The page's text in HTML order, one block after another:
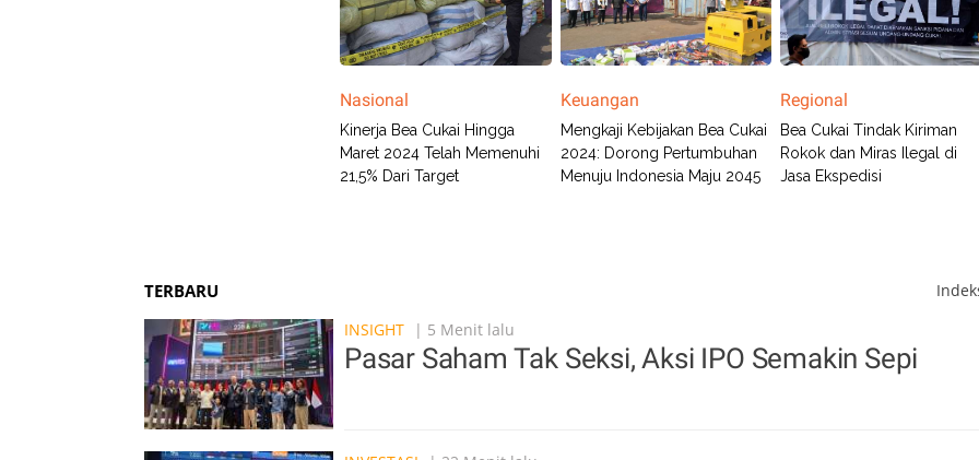
Nasional
Kinerja Bea Cukai Hingga
Maret 2024 Telah Memenuhi
21,5% Dari Target
Keuangan
Mengkaji Kebijakan Bea Cukai
2024: Dorong Pertumbuhan
Menuju Indonesia Maju 2045
Regional
Bea Cukai Tindak Kiriman
Rokok dan Miras Ilegal di
Jasa Ekspedisi
TERBARU
INSIGHT
| 5 Menit lalu
Pasar Saham Tak Seksi, Aksi IPO Semakin Sepi